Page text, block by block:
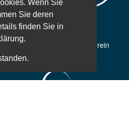
Wenn Sie
Sie deren
finden Sie in
Gemeinnütziger Verein